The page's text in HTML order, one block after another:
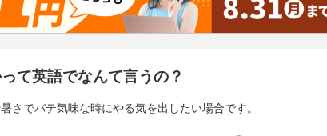
て英語でなんて言うの？
さでバテ気味な時にやる気を出したい場合です。